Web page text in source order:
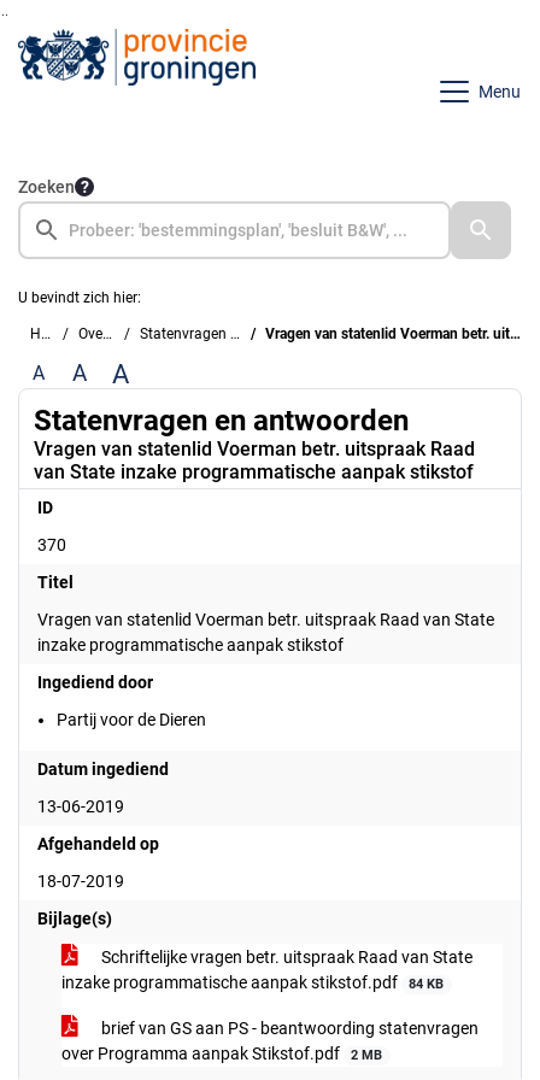
Ga naar de inhoud van deze pagina
Ga naar het zoeken
Ga naar het menu
Menu
Zoeken
U bevindt zich hier:
Home Overzichten Statenvragen en antwoorden Vragen van statenlid Voerman betr. uitspraak Raad van State inzake programmatische aanpak stikstof
A A A
Statenvragen en antwoorden
Vragen van statenlid Voerman betr. uitspraak Raad
van State inzake programmatische aanpak stikstof
ID
370
Titel
Vragen van statenlid Voerman betr. uitspraak Raad van State
inzake programmatische aanpak stikstof
Ingediend door
Partij voor de Dieren
Datum ingediend
13-06-2019
Afgehandeld op
18-07-2019
Bijlage(s)
Schriftelijke vragen betr. uitspraak Raad van State
inzake programmatische aanpak stikstof.pdf
84 KB
brief van GS aan PS - beantwoording statenvragen
over Programma aanpak Stikstof.pdf
2 MB